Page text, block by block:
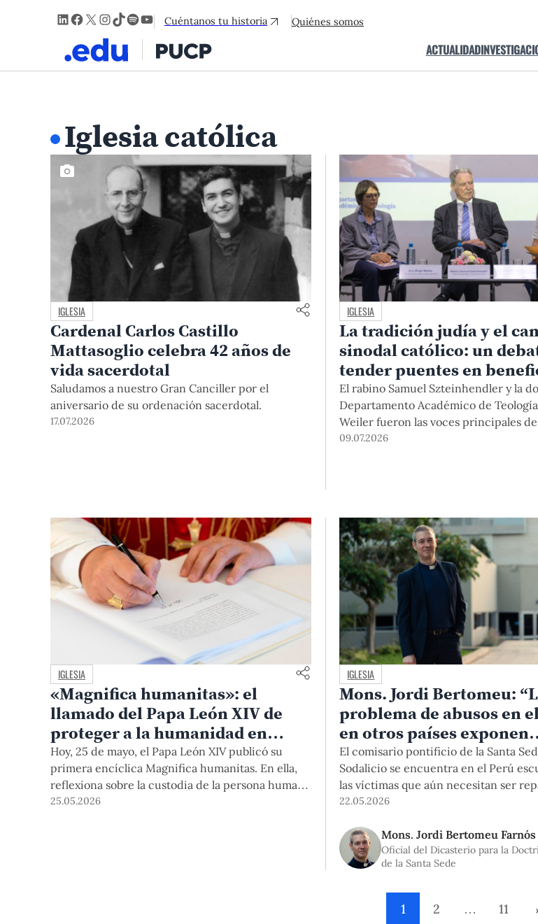
LinkedIn
Facebook
X Instagram
TikTok
Spotify
YouTube
Cuéntanos tu historia Quiénes somos
ACTUALIDAD
Iglesia católica
IGLESIA
Cardenal Carlos Castillo
Mattasoglio celebra 42 años de
vida sacerdotal
Saludamos a nuestro Gran Canciller por el
aniversario de su ordenación sacerdotal.
17.07.2026
IGLESIA
La tradición judía y el
sinodal católico: un
tender puentes en
sociedad
El rabino Samuel Szteinhendler y la
Departamento Académico de
Weiler fueron las voces principales
conversatorio realizado recientemente
09.07.2026
IGLESIA
«Magnifica humanitas»: el
llamado del Papa León XIV de
proteger a la humanidad en
tiempos de IA
Hoy, 25 de mayo, el Papa León XIV publicó su
primera encíclica Magnifica humanitas. En ella,
reflexiona sobre la custodia de la persona humana
en el tiempo de la inteligencia artificial y hace un
25.05.2026
IGLESIA
Mons. Jordi Bertomeu:
problema de abusos en
en otros países exponen
enfermedades que
afectan a las sociedades
dan”
El comisario pontificio de la Santa
Sodalicio se encuentra en el Perú
las víctimas que aún necesitan ser
como parte del proceso de supresión
este tema, pero también sobre las
aprendidas por parte de la Iglesia, la
correspondencia entre esta y la
América Latina.
22.05.2026
Mons. Jordi Bertomeu Farnós
Oficial del Dicasterio para la
de la Santa Sede
1 2 … 11 ›